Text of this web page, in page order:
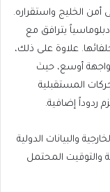
أمن الخليج واستقراره.
يترافق مع
علاوة على ذلك،
مواجهة أوسع، حيث
المستقبلية
ردوداً إضافية.
والبيانات الدولية
والتوقيت المحتمل